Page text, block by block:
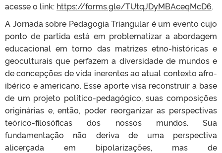
acesse o link: https://forms.gle/TUtqJDyMBAceqMcD6.
A Jornada sobre Pedagogia Triangular é um evento cujo
ponto de partida está em problematizar a abordagem
educacional em torno das matrizes etno-históricas e
geoculturais que perfazem a diversidade de mundos e
de concepções de vida inerentes ao atual contexto afro-
ibérico e americano. Esse aporte visa reconstruir a base
de um projeto político-pedagógico, suas composições
originárias e, então, poder reorganizar as perspectivas
teórico-filosóficas dos nossos mundos. Sua
fundamentação não deriva de uma perspectiva
alicerçada em bipolarizações, mas de